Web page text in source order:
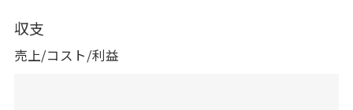
収支
売上/コスト/利益